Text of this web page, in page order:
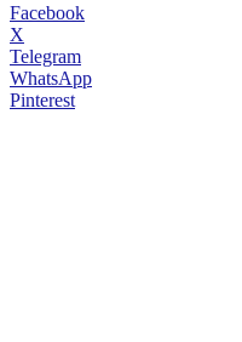
Facebook
X
Telegram
WhatsApp
Pinterest